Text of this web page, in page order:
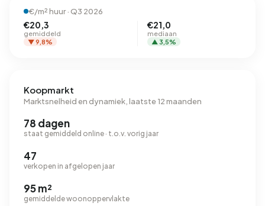
€/m² huur · Q3 2026
€20,3
gemiddeld
▼ 9,8%
€21,0
mediaan
▲ 3,5%
Koopmarkt
Marktsnelheid en dynamiek, laatste 12 maanden
78 dagen
staat gemiddeld online · t.o.v. vorig jaar
47
verkopen in afgelopen jaar
95 m²
gemiddelde woonoppervlakte